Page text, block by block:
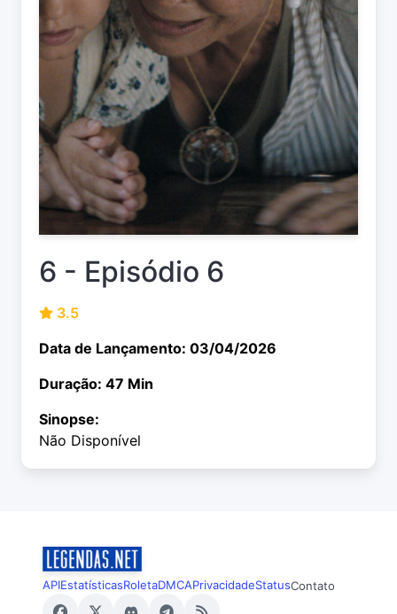
6 - Episódio 6
3.5
Data de Lançamento: 03/04/2026
Duração: 47 Min
Sinopse:
Não Disponível
APIEstatísticasRoletaDMCAPrivacidadeStatusContato